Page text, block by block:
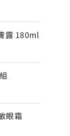
露 180ml
眼霜